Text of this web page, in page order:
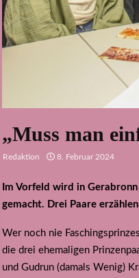
„Muss man
Redaktion 8. Februar 2024
Im Vorfeld wird in
gemacht. Drei Paare
Wer noch nie
die drei ehemaligen
und Gudrun (damals Wenig)